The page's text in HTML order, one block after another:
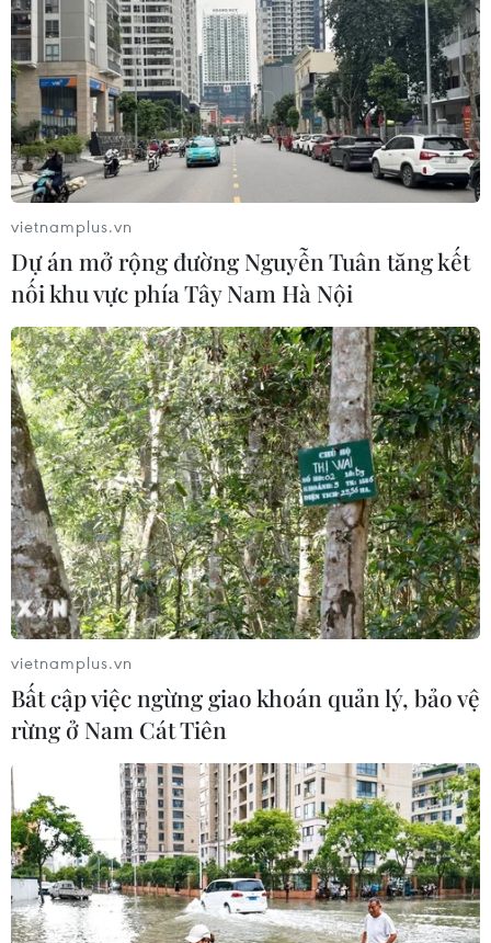
vietnamplus.vn
Dự án mở rộng đường Nguyễn Tuân tăng kết
nối khu vực phía Tây Nam Hà Nội
vietnamplus.vn
Bất cập việc ngừng giao khoán quản lý, bảo vệ
rừng ở Nam Cát Tiên